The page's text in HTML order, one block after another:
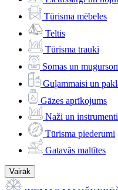
Tūrisma mēbeles
Teltis
Tūrisma trauki
Somas un
Guļammaisi un
Gāzes aprīkojums
Naži un instrumenti
Tūrisma piederumi
Gatavās maltītes
Vairāk